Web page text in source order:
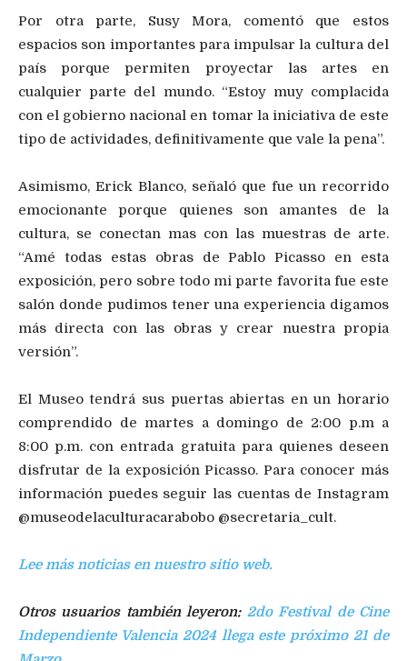
Por otra parte, Susy Mora, comentó que estos
espacios son importantes para impulsar la cultura del
país porque permiten proyectar las artes en
cualquier parte del mundo. “Estoy muy complacida
con el gobierno nacional en tomar la iniciativa de este
tipo de actividades, definitivamente que vale la pena”.
Asimismo, Erick Blanco, señaló que fue un recorrido
emocionante porque quienes son amantes de la
cultura, se conectan mas con las muestras de arte.
“Amé todas estas obras de Pablo Picasso en esta
exposición, pero sobre todo mi parte favorita fue este
salón donde pudimos tener una experiencia digamos
más directa con las obras y crear nuestra propia
versión”.
El Museo tendrá sus puertas abiertas en un horario
comprendido de martes a domingo de 2:00 p.m a
8:00 p.m. con entrada gratuita para quienes deseen
disfrutar de la exposición Picasso. Para conocer más
información puedes seguir las cuentas de Instagram
@museodelaculturacarabobo @secretaria_cult.
Lee más noticias en nuestro sitio web.
Otros usuarios también leyeron: 2do Festival de Cine
Independiente Valencia 2024 llega este próximo 21 de